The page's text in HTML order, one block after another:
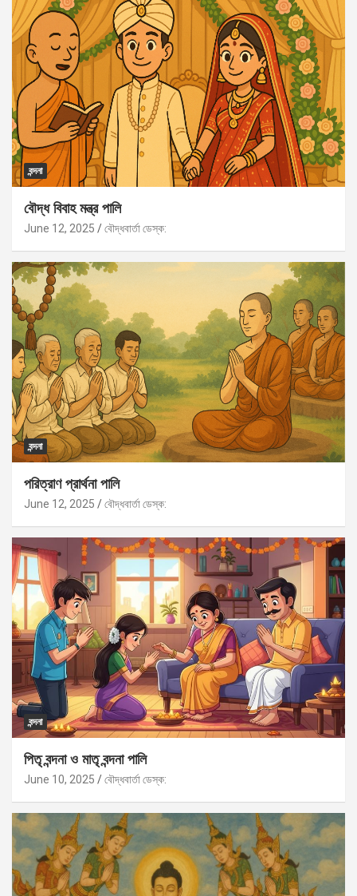
বন্দনা
বৌদ্ধ বিবাহ মন্ত্র পালি
June 12, 2025 বৌদ্ধবার্তা ডেস্ক:
বন্দনা
পরিত্রাণ প্রার্থনা পালি
June 12, 2025 বৌদ্ধবার্তা ডেস্ক:
বন্দনা
পিতৃ বন্দনা ও মাতৃ বন্দনা পালি
June 10, 2025 বৌদ্ধবার্তা ডেস্ক: